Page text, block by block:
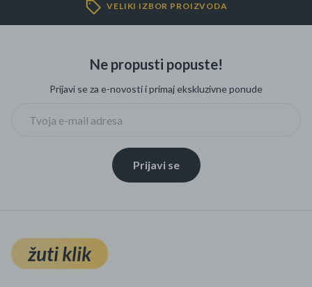
VELIKI IZBOR PROIZVODA
Ne propusti popuste!
Prijavi se za e-novosti i primaj ekskluzivne ponude
Prijavi se
žuti klik